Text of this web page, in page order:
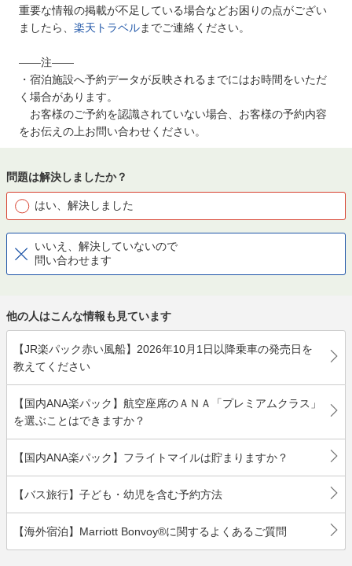
重要な情報の掲載が不足している場合などお困りの点がござい
ましたら、 楽天トラベルまでご連絡ください。
――注――
・宿泊施設へ予約データが反映されるまでにはお時間をいただ
く場合があります。
お客様のご予約を認識されていない場合、お客様の予約内容
をお伝えの上お問い合わせください。
問題は解決しましたか？
はい、解決しました
いいえ、解決していないので
問い合わせます
他の人はこんな情報も見ています
【JR楽パック赤い風船】2026年10月1日以降乗車の発売日を
教えてください
【国内ANA楽パック】航空座席のＡＮＡ「プレミアムクラス」
を選ぶことはできますか？
【国内ANA楽パック】フライトマイルは貯まりますか？
【バス旅行】子ども・幼児を含む予約方法
【海外宿泊】Marriott Bonvoy®に関するよくあるご質問